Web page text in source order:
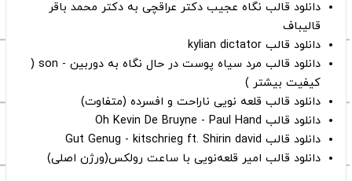
دانلود قالب نگاه عجیب دکتر عراقچی به دکتر محمد باقر
قالیباف
دانلود قالب kylian dictator
دانلود قالب مرد سیاه پوست در حال نگاه به دوربین - son (
کیفیت بیشتر )
دانلود قالب قلعه نویی ناراحت و افسرده (متفاوت)
دانلود قالب Oh Kevin De Bruyne - Paul Hand
دانلود قالب Gut Genug - kitschrieg ft. Shirin david
دانلود قالب امیر قلعه‌نویی با ساعت رولکس(ورژن اصلی)